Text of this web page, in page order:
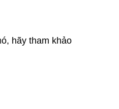
hãy tham khảo